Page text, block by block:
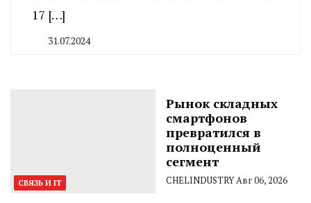
17 […]
31.07.2024
СВЯЗЬ И IT
Рынок складных
смартфонов
превратился в
полноценный
сегмент
CHELINDUSTRYАвг 06, 2026